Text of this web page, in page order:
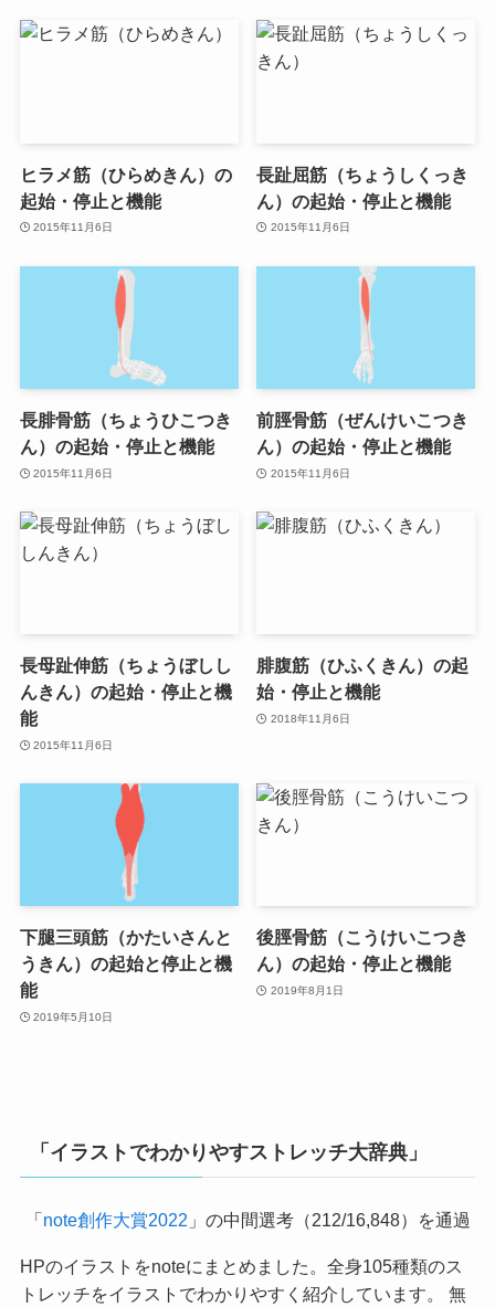
ヒラメ筋（ひらめきん）の
起始・停止と機能
2015年11月6日
長趾屈筋（ちょうしくっき
ん）の起始・停止と機能
2015年11月6日
長腓骨筋（ちょうひこつき
ん）の起始・停止と機能
2015年11月6日
前脛骨筋（ぜんけいこつき
ん）の起始・停止と機能
2015年11月6日
長母趾伸筋（ちょうぼしし
んきん）の起始・停止と機
能
2015年11月6日
腓腹筋（ひふくきん）の起
始・停止と機能
2018年11月6日
下腿三頭筋（かたいさんと
うきん）の起始と停止と機
能
2019年5月10日
後脛骨筋（こうけいこつき
ん）の起始・停止と機能
2019年8月1日
「イラストでわかりやすストレッチ大辞典」
「 note創作大賞2022 」の中間選考（212/16,848）を通過
HPのイラストをnoteにまとめました。全身105種類のス
トレッチをイラストでわかりやすく紹介しています。 無